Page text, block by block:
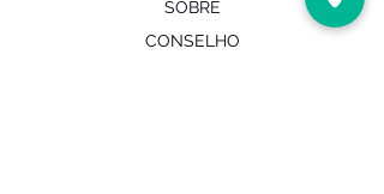
SOBRE
CONSELHO